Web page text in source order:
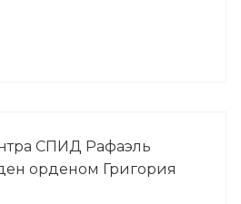
СПИД Рафаэль
орденом Григория